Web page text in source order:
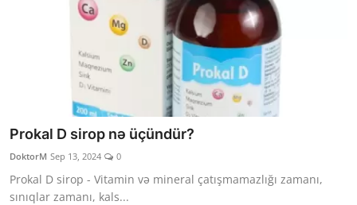
Prokal D sirop nə üçündür?
DoktorM Sep 13, 2024 0
Prokal D sirop - Vitamin və mineral çatışmamazlığı zamanı,
sınıqlar zamanı, kals...